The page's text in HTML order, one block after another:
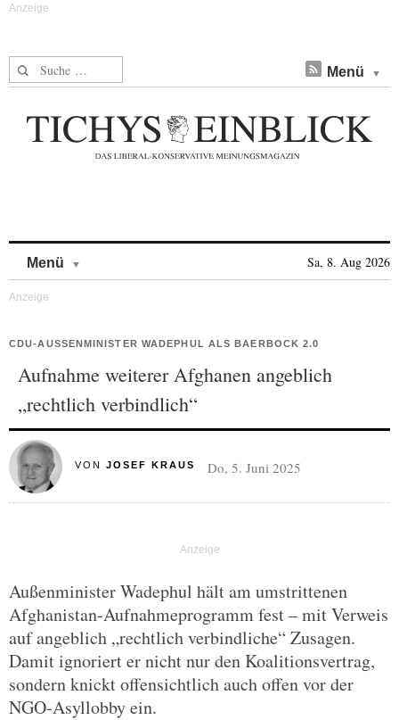
Suche nach: Menü
Menü Sa, 8. Aug 2026
CDU-AUSSENMINISTER WADEPHUL ALS BAERBOCK 2.0
Aufnahme weiterer Afghanen angeblich
„rechtlich verbindlich“
VON JOSEF KRAUS Do, 5. Juni 2025
Außenminister Wadephul hält am umstrittenen
Afghanistan-Aufnahmeprogramm fest – mit Verweis
auf angeblich „rechtlich verbindliche“ Zusagen.
Damit ignoriert er nicht nur den Koalitionsvertrag,
sondern knickt offensichtlich auch offen vor der
NGO-Asyllobby ein.